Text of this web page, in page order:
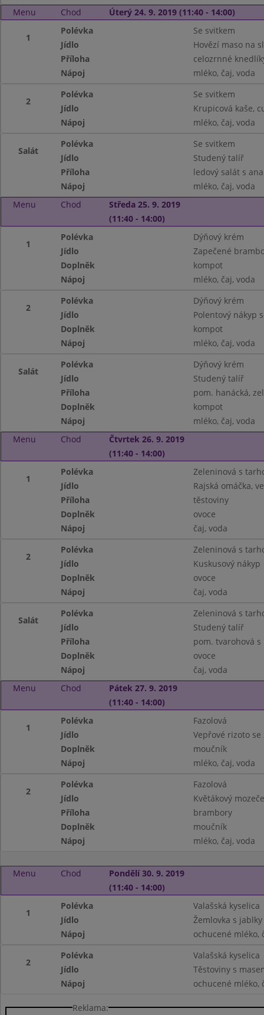
Menu
Chod Úterý 24. 9. 2019 (11:40 - 14:00)
1
Polévka
Se svitkem
Jídlo
Hovězí maso na
Příloha
celozrnné
Nápoj
mléko, čaj, voda
2
Polévka
Se svitkem
Jídlo
Krupicová kaše,
Nápoj
mléko, čaj, voda
Salát
Polévka
Se svitkem
Jídlo
Studený talíř
Příloha
ledový salát s
Nápoj
mléko, čaj, voda
Menu
Chod
Středa 25. 9. 2019
(11:40 - 14:00)
1
Polévka
Dýňový krém
Jídlo
Zapečené
Doplněk
kompot
Nápoj
mléko, čaj, voda
2
Polévka
Dýňový krém
Jídlo
Polentový nákyp
Doplněk
kompot
Nápoj
mléko, čaj, voda
Salát
Polévka
Dýňový krém
Jídlo
Studený talíř
Příloha
pom. hanácká,
Doplněk
kompot
Nápoj
mléko, čaj, voda
Menu
Chod
Čtvrtek 26. 9. 2019
(11:40 - 14:00)
1
Polévka
Zeleninová s
Jídlo
Rajská omáčka,
Příloha
těstoviny
Doplněk
ovoce
Nápoj
čaj, voda
2
Polévka
Zeleninová s
Jídlo
Kuskusový nákyp
Doplněk
ovoce
Nápoj
čaj, voda
Salát
Polévka
Zeleninová s
Jídlo
Studený talíř
Příloha
pom. tvarohová
Doplněk
ovoce
Nápoj
čaj, voda
Menu
Chod
Pátek 27. 9. 2019
(11:40 - 14:00)
1
Polévka
Fazolová
Jídlo
Vepřové rizoto
Doplněk
moučník
Nápoj
mléko, čaj, voda
2
Polévka
Fazolová
Jídlo
Květákový
Příloha
brambory
Doplněk
moučník
Nápoj
mléko, čaj, voda
Menu Chod
Pondělí 30. 9. 2019
(11:40 - 14:00)
1
Polévka
Valašská kyselica
Jídlo
Žemlovka s
Nápoj
ochucené mléko,
2
Polévka
Valašská kyselica
Jídlo
Těstoviny s
Nápoj
ochucené mléko,
Reklama: